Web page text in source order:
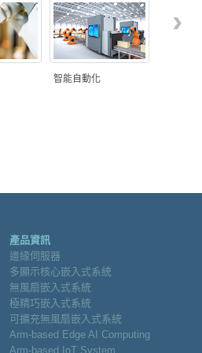
智能自動化
›
產品資訊
邊緣伺服器
多顯示核心嵌入式系統
無風扇嵌入式系統
極精巧嵌入式系統
可擴充無風扇嵌入式系統
Arm-based Edge AI Computing
Arm-based IoT System